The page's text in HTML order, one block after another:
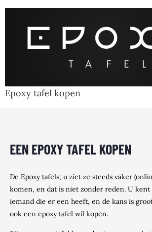
Epoxy tafel kopen
EEN EPOXY TAFEL KOPEN
De Epoxy tafels; u ziet ze steeds vaker
komen, en dat is niet zonder reden. U
iemand die er een heeft, en de kans is
ook een epoxy tafel wil kopen.